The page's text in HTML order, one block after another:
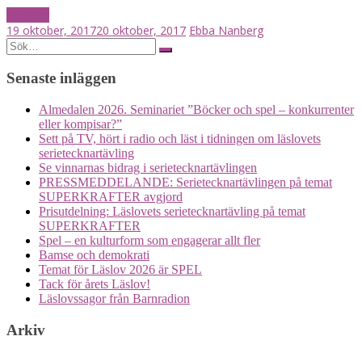
19 oktober, 201720 oktober, 2017 Ebba Nanberg
Posts
Search
for:
Senaste inläggen
Almedalen 2026. Seminariet ”Böcker och spel – konkurrenter
eller kompisar?”
Sett på TV, hört i radio och läst i tidningen om läslovets
serietecknartävling
Se vinnarnas bidrag i serietecknartävlingen
PRESSMEDDELANDE: Serietecknartävlingen på temat
SUPERKRAFTER avgjord
Prisutdelning: Läslovets serietecknartävling på temat
SUPERKRAFTER
Spel – en kulturform som engagerar allt fler
Bamse och demokrati
Temat för Läslov 2026 är SPEL
Tack för årets Läslov!
Läslovssagor från Barnradion
Arkiv